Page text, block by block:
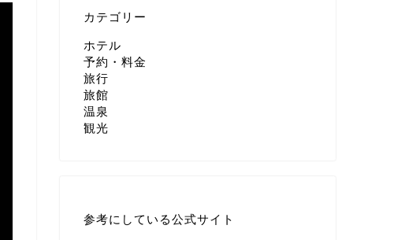
カテゴリー
ホテル
予約・料金
旅行
旅館
温泉
観光
参考にしている公式サイト